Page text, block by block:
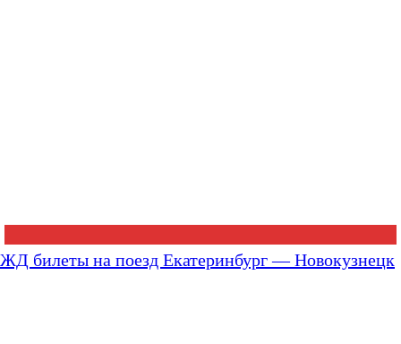
ЖД билеты на поезд Екатеринбург — Новокузнецк